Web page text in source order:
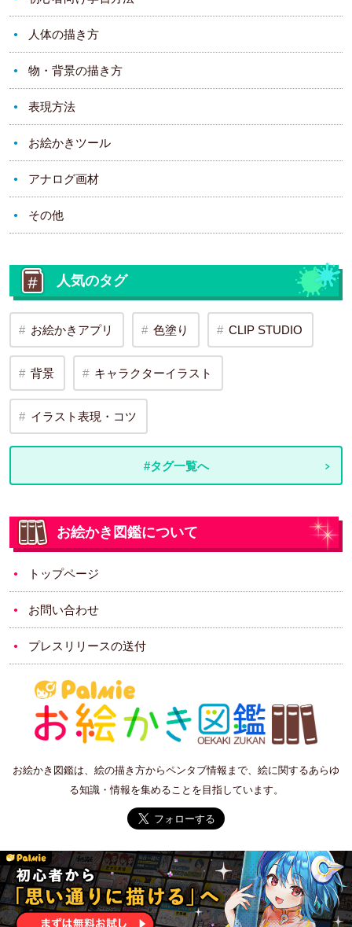
人体の描き方
物・背景の描き方
表現方法
お絵かきツール
アナログ画材
その他
人気のタグ
お絵かきアプリ 色塗り CLIP STUDIO
背景 キャラクターイラスト
イラスト表現・コツ
#タグ一覧へ
お絵かき図鑑について
トップページ
お問い合わせ
プレスリリースの送付
お絵かき図鑑は、絵の描き方からペンタブ情報まで、絵に関するあらゆ
る知識・情報を集めることを目指しています。